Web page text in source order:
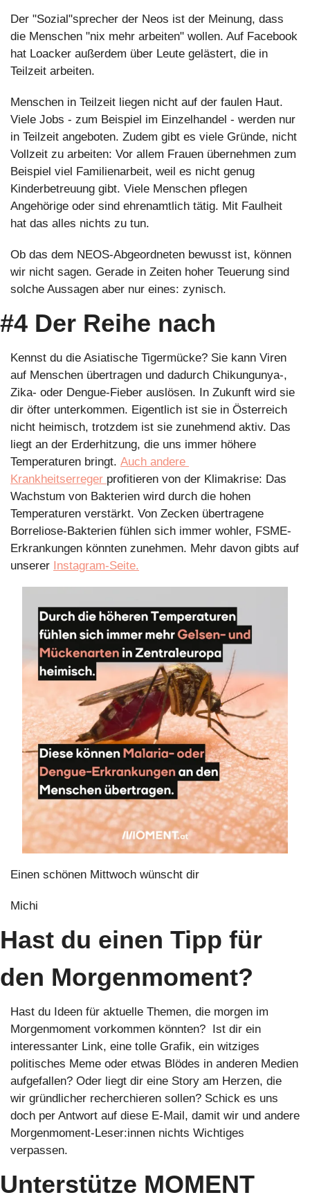
Der "Sozial"sprecher der Neos ist der Meinung, dass
die Menschen "nix mehr arbeiten" wollen. Auf Facebook
hat Loacker außerdem über Leute gelästert, die in
Teilzeit arbeiten.
Menschen in Teilzeit liegen nicht auf der faulen Haut.
Viele Jobs - zum Beispiel im Einzelhandel - werden nur
in Teilzeit angeboten. Zudem gibt es viele Gründe, nicht
Vollzeit zu arbeiten: Vor allem Frauen übernehmen zum
Beispiel viel Familienarbeit, weil es nicht genug
Kinderbetreuung gibt. Viele Menschen pflegen
Angehörige oder sind ehrenamtlich tätig. Mit Faulheit
hat das alles nichts zu tun.
Ob das dem NEOS-Abgeordneten bewusst ist, können
wir nicht sagen. Gerade in Zeiten hoher Teuerung sind
solche Aussagen aber nur eines: zynisch.
#4 Der Reihe nach
Kennst du die Asiatische Tigermücke? Sie kann Viren
auf Menschen übertragen und dadurch Chikungunya-,
Zika- oder Dengue-Fieber auslösen. In Zukunft wird sie
dir öfter unterkommen. Eigentlich ist sie in Österreich
nicht heimisch, trotzdem ist sie zunehmend aktiv. Das
liegt an der Erderhitzung, die uns immer höhere
Temperaturen bringt. Auch andere
Krankheitserreger profitieren von der Klimakrise: Das
Wachstum von Bakterien wird durch die hohen
Temperaturen verstärkt. Von Zecken übertragene
Borreliose-Bakterien fühlen sich immer wohler, FSME-
Erkrankungen könnten zunehmen. Mehr davon gibts auf
unserer Instagram-Seite.
Einen schönen Mittwoch wünscht dir
Michi
Hast du einen Tipp für
den Morgenmoment?
Hast du Ideen für aktuelle Themen, die morgen im
Morgenmoment vorkommen könnten?  Ist dir ein
interessanter Link, eine tolle Grafik, ein witziges
politisches Meme oder etwas Blödes in anderen Medien
aufgefallen? Oder liegt dir eine Story am Herzen, die
wir gründlicher recherchieren sollen? Schick es uns
doch per Antwort auf diese E-Mail, damit wir und andere
Morgenmoment-Leser:innen nichts Wichtiges
verpassen.
Unterstütze MOMENT